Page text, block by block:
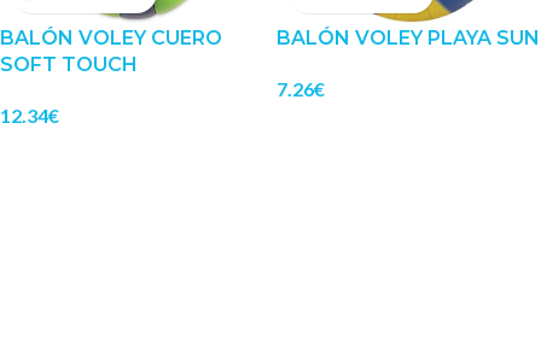
BALÓN VOLEY CUERO
SOFT TOUCH
12.34€
BALÓN VOLEY PLAYA SUN
7.26€